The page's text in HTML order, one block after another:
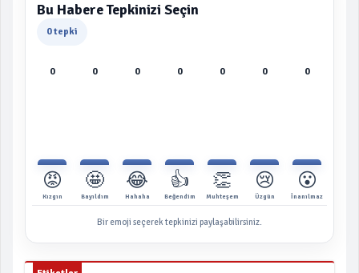
Bu Habere Tepkinizi Seçin
0 tepki
0
😡
Kızgın
0
🤩
Bayıldım
0
😂
Hahaha
0
👍
Beğendim
0
👏
Muhteşem
0
😢
Üzgün
0
😮
İnanılmaz
Bir emoji seçerek tepkinizi paylaşabilirsiniz.